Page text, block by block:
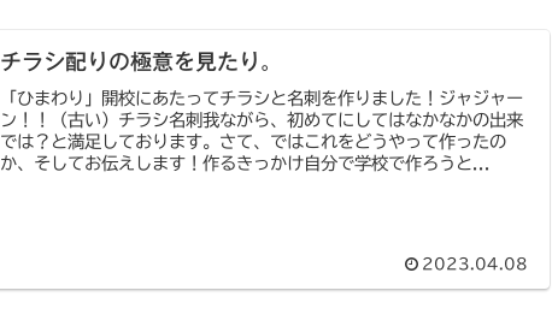
チラシ配りの極意を見たり。
「ひまわり」開校にあたってチラシと名刺を作りました！ジャジャー
ン！！（古い）チラシ名刺我ながら、初めてにしてはなかなかの出来
では？と満足しております。さて、ではこれをどうやって作ったの
か、そしてお伝えします！作るきっかけ自分で学校で作ろうと...
2023.04.08